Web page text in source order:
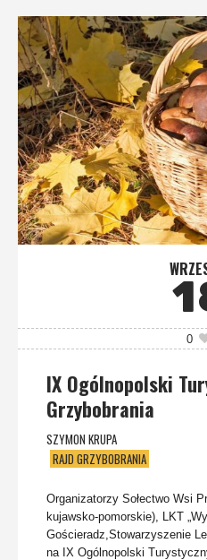
0
IX Ogólnopolski
Grzybobrania
SZYMON KRUPA
RAJD GRZYBOBRANIA
Organizatorzy Sołectwo Wsi
kujawsko-pomorskie), LKT
Gościeradz,Stowarzyszenie
na IX Ogólnopolski